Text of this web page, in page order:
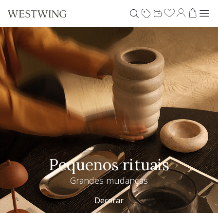
Pequenos rituais
Grandes mudanças
Decorar